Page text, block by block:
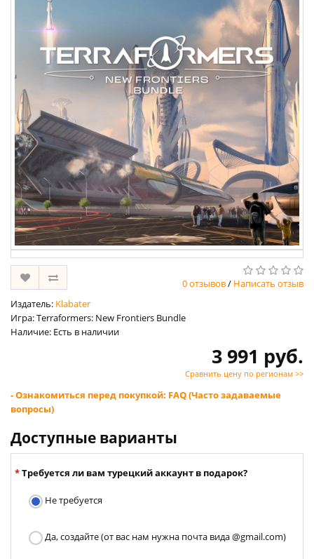
0 отзывов/ Написать отзыв
Издатель: Klabater
Игра: Terraformers: New Frontiers Bundle
Наличие: Есть в наличии
3 991 руб.
Сравнить цену по регионам >>
- Ознакомиться перед покупкой: FAQ (Часто задаваемые
вопросы)
Доступные варианты
Требуется ли вам турецкий аккаунт в подарок?
Не требуется
Да, создайте (от вас нам нужна почта вида @gmail.com)